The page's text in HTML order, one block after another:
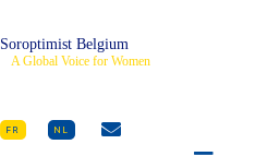
Soroptimist Belgium
A Global Voice for Women
FR NL